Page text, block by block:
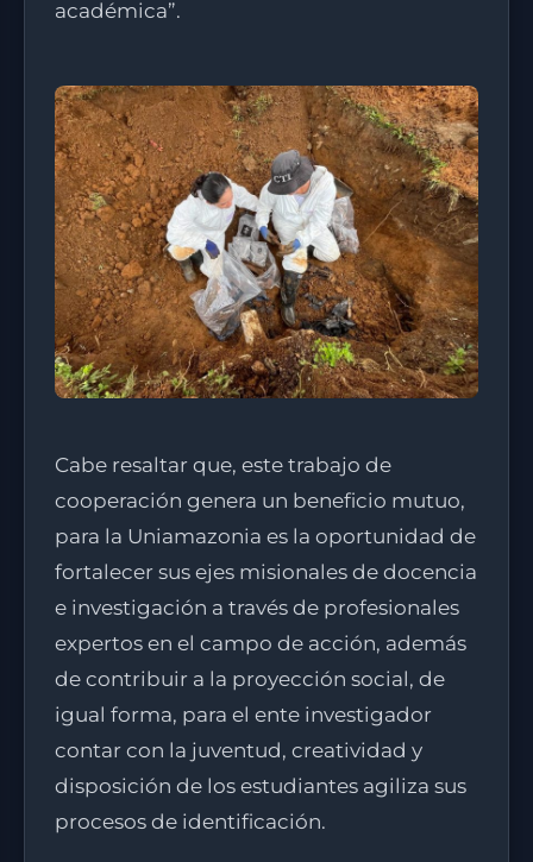
académica”.
Cabe resaltar que, este trabajo de
cooperación genera un beneficio mutuo,
para la Uniamazonia es la oportunidad de
fortalecer sus ejes misionales de docencia
e investigación a través de profesionales
expertos en el campo de acción, además
de contribuir a la proyección social, de
igual forma, para el ente investigador
contar con la juventud, creatividad y
disposición de los estudiantes agiliza sus
procesos de identificación.